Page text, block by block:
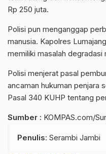
Rp 250 juta.
Polisi pun menganggap
manusia. Kapolres
memiliki masalah degradasi
Polisi menjerat pasal
ancaman hukuman penjara
Pasal 340 KUHP tentang
Sumber : KOMPAS.com/
Penulis: Serambi Jambi